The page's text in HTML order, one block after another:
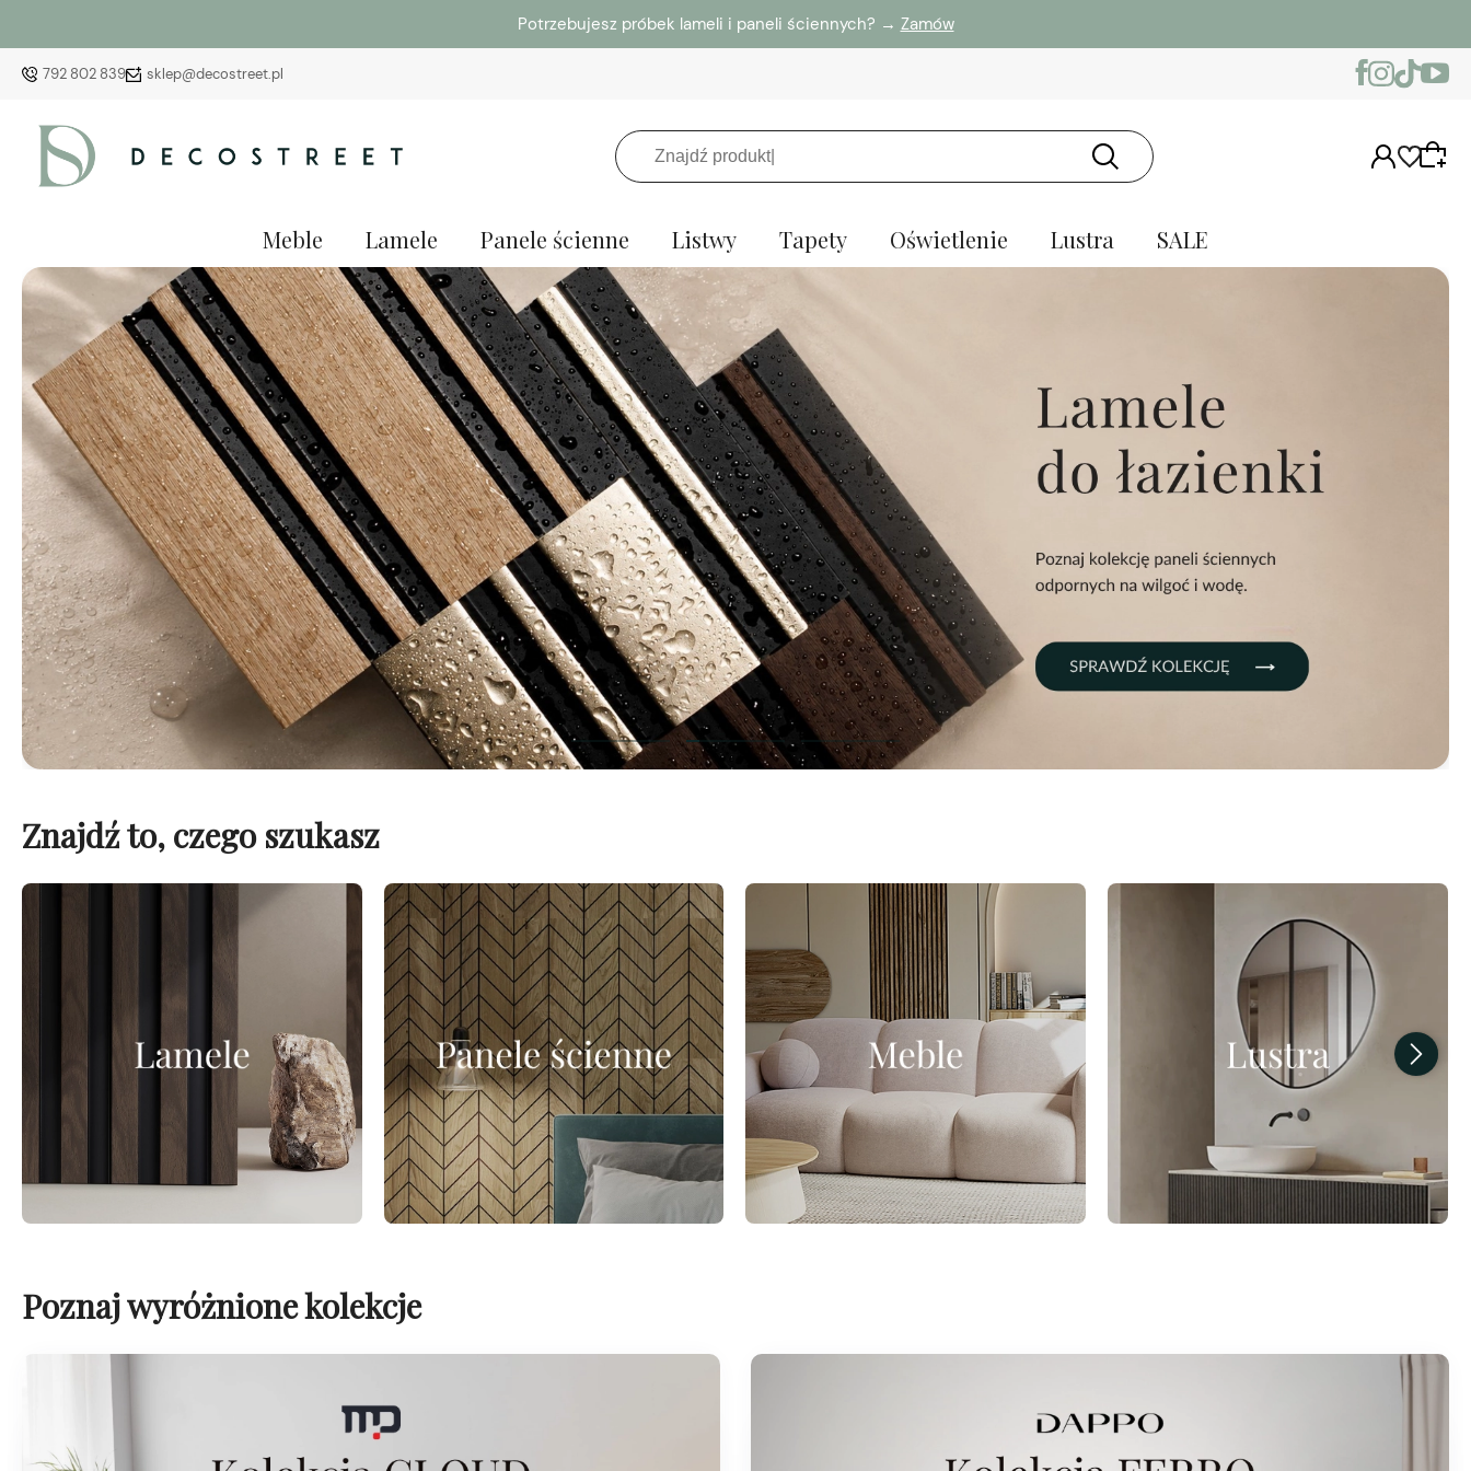
Potrzebujesz próbek lameli i paneli ściennych? → Zamów
792 802 839 sklep@decostreet.pl
Meble Lamele Panele ścienne Listwy Tapety Oświetlenie Lustra SALE
Znajdź to, czego szukasz
Poznaj wyróżnione kolekcje